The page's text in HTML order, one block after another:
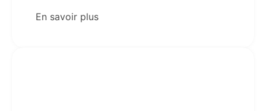
En savoir plus